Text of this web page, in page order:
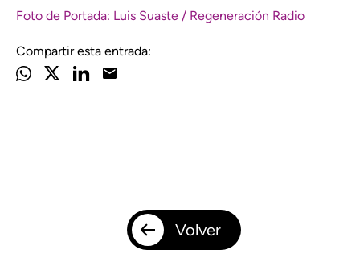
Foto de Portada: Luis Suaste / Regeneración Radio
Compartir esta entrada:
Volver